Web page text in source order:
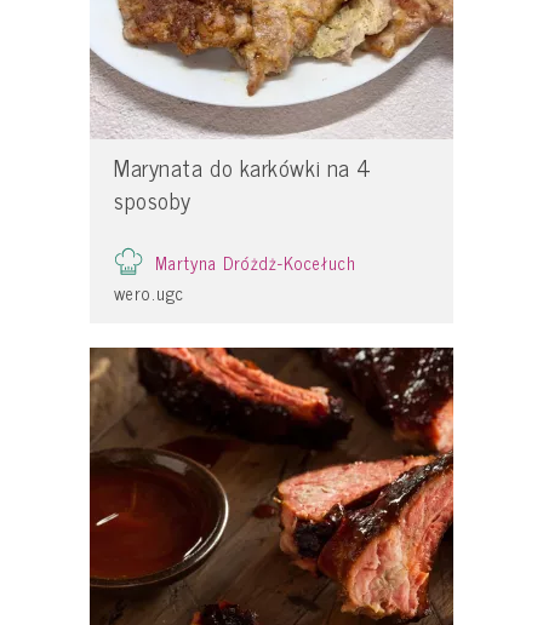
Marynata do karkówki na 4
sposoby
Martyna Dróżdż-Kocełuch
wero.ugc